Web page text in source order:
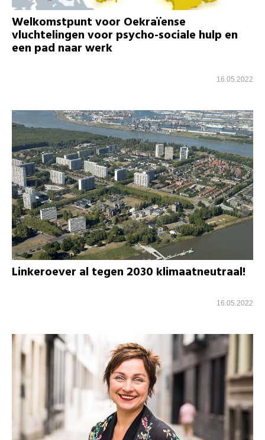
Welkomstpunt voor Oekraïense
vluchtelingen voor psycho-sociale hulp en
een pad naar werk
16.05.2022
Linkeroever al tegen 2030 klimaatneutraal!
16.05.2022